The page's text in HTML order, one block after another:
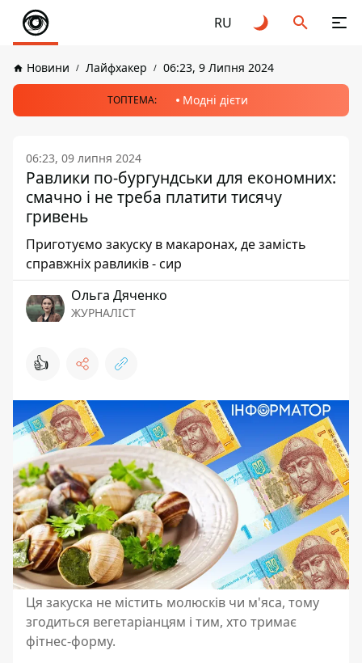
RU
Новини Лайфхакер 06:23, 9 Липня 2024
ТОПТЕМА: Модні дієти
06:23, 09 липня 2024
Равлики по-бургундськи для економних:
смачно і не треба платити тисячу
гривень
Приготуємо закуску в макаронах, де замість
справжніх равликів - сир
Ольга Дяченко
ЖУРНАЛІСТ
👍
Ця закуска не містить молюсків чи м'яса, тому
згодиться вегетаріанцям і тим, хто тримає
фітнес-форму.